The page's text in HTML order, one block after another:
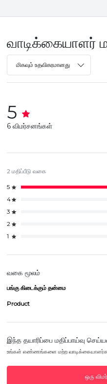
வாடிக்கையாளர்
மிகவும் உதவிகரமானது
5
6 விமர்சனங்கள்
2 மதிப்பீடு வகை
5
4
3
2
1
வகை மூலம்
பங்கு கிடைக்கும் தன்மை
Product
இந்த தயாரிப்பை மதிப்பாய்வு
உங்கள் எண்ணங்களை மற்ற
ஒரு